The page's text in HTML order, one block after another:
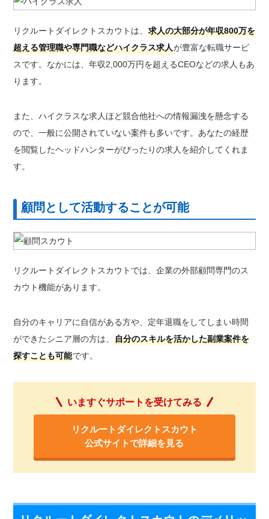
リクルートダイレクトスカウトは、求人の大部分が年収800万を
超える管理職や専門職などハイクラス求人が豊富な転職サービ
スです。なかには、年収2,000万円を超えるCEOなどの求人もあ
ります。
また、ハイクラスな求人ほど競合他社への情報漏洩を懸念する
ので、一般に公開されていない案件も多いです。あなたの経歴
を閲覧したヘッドハンターがぴったりの求人を紹介してくれま
す。
顧問として活動することが可能
リクルートダイレクトスカウトでは、企業の外部顧問専門のス
カウト機能があります。
自分のキャリアに自信がある方や、定年退職をしてしまい時間
ができたシニア層の方は、自分のスキルを活かした副業案件を
探すことも可能です。
いますぐサポートを受けてみる
リクルートダイレクトスカウト
公式サイトで詳細を見る